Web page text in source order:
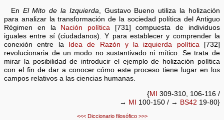
En El Mito de la Izquierda, Gustavo Bueno utiliza la holización
para analizar la transformación de la sociedad política del Antiguo
Régimen en la
Nación política [731] compuesta de individuos
iguales entre sí (ciudadanos). Y para establecer y comprender la
conexión entre la
Idea de Razón y la izquierda política[732]
revolucionaria de un modo no sustantivado ni mítico. Se trata de
mirar la posibilidad de introducir el ejemplo de holización política
con el fin de dar a conocer cómo este proceso tiene lugar en los
campos relativos a las ciencias humanas.
{MI
309-310, 106-116 /
→ MI 100-150 / → BS42 19-80}
<<< Diccionario filosófico >>>